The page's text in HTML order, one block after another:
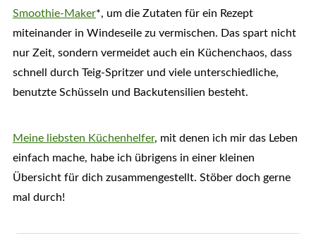
Smoothie-Maker*, um die Zutaten für ein Rezept
miteinander in Windeseile zu vermischen. Das spart nicht
nur Zeit, sondern vermeidet auch ein Küchenchaos, dass
schnell durch Teig-Spritzer und viele unterschiedliche,
benutzte Schüsseln und Backutensilien besteht.
Meine liebsten Küchenhelfer, mit denen ich mir das Leben
einfach mache, habe ich übrigens in einer kleinen
Übersicht für dich zusammengestellt. Stöber doch gerne
mal durch!